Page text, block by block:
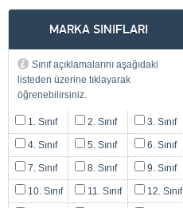
MARKA SINIFLARI
Sınıf açıklamalarını aşağıdaki
listeden üzerine tıklayarak
öğrenebilirsiniz.
1. Sınıf 2. Sınıf 3. Sınıf
4. Sınıf 5. Sınıf 6. Sınıf
7. Sınıf 8. Sınıf 9. Sınıf
10. Sınıf 11. Sınıf 12. Sınıf